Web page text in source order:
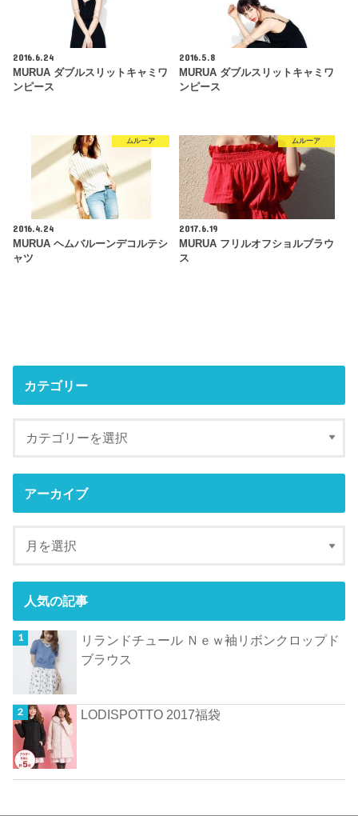
2016.6.24
MURUA ダブルスリットキャミワ
ンピース
2016.5.8
MURUA ダブルスリットキャミワ
ンピース
ムルーア
2016.4.24
MURUA ヘムバルーンデコルテシ
ャツ
ムルーア
2017.6.19
MURUA フリルオフショルブラウ
ス
カテゴリー
アーカイブ
人気の記事
リランドチュール Ｎｅｗ袖リボンクロップド
ブラウス
LODISPOTTO 2017福袋